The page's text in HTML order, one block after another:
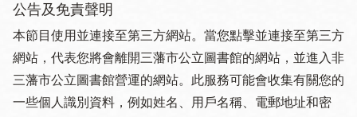
公告及免責聲明
本節目使用並連接至第三方網站。當您點擊並連接至第三方
網站，代表您將會離開三藩市公立圖書館的網站，並進入非
三藩市公立圖書館營運的網站。此服務可能會收集有關您的
一些個人識別資料，例如姓名、用戶名稱、電郵地址和密